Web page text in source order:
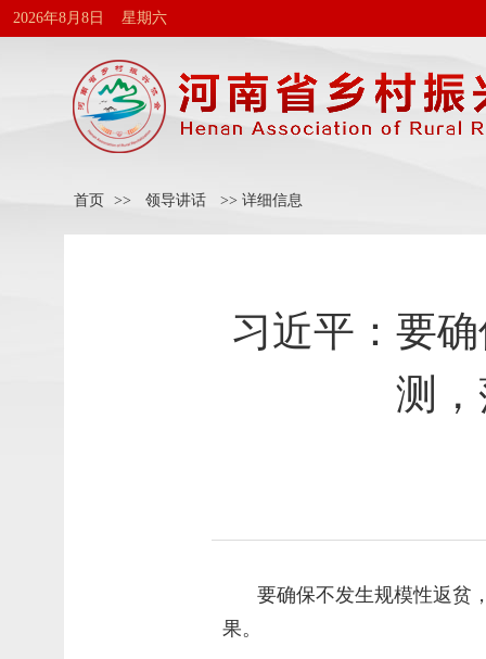
2026年8月8日 星期六
首页 >> 领导讲话 >> 详细信息
习近平：要
测
要确保不发生规模性返贫
果。